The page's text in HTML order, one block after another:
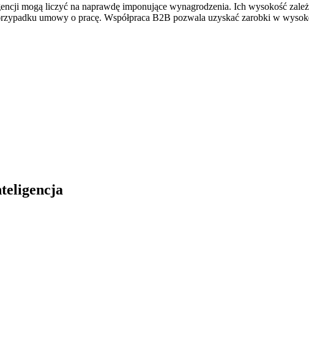
mogą liczyć na naprawdę imponujące wynagrodzenia. Ich wysokość
umowy o pracę. Współpraca B2B pozwala uzyskać zarobki w